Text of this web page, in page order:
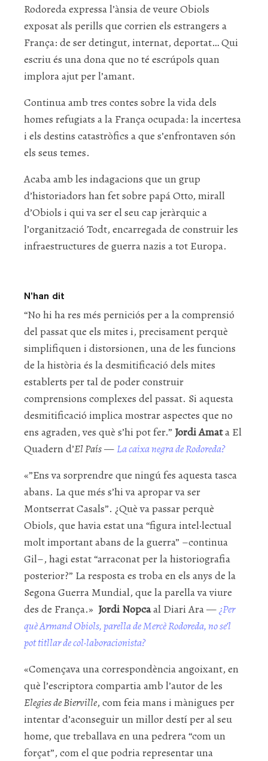
Rodoreda expressa l’ànsia de veure Obiols
exposat als perills que corrien els estrangers a
França: de ser detingut, internat, deportat… Qui
escriu és una dona que no té escrúpols quan
implora ajut per l’amant.
Continua amb tres contes sobre la vida dels
homes refugiats a la França ocupada: la incertesa
i els destins catastròfics a que s’enfrontaven són
els seus temes.
Acaba amb les indagacions que un grup
d’historiadors han fet sobre papá Otto, mirall
d’Obiols i qui va ser el seu cap jeràrquic a
l’organització Todt, encarregada de construir les
infraestructures de guerra nazis a tot Europa.
N’han dit
“No hi ha res més perniciós per a la comprensió
del passat que els mites i, precisament perquè
simplifiquen i distorsionen, una de les funcions
de la història és la desmitificació dels mites
establerts per tal de poder construir
comprensions complexes del passat. Si aquesta
desmitificació implica mostrar aspectes que no
ens agraden, ves què s’hi pot fer.” Jordi Amata El
Quadern d’El País— La caixa negra de Rodoreda?
«”Ens va sorprendre que ningú fes aquesta tasca
abans. La que més s’hi va apropar va ser
Montserrat Casals”. ¿Què va passar perquè
Obiols, que havia estat una “figura intel·lectual
molt important abans de la guerra” –continua
Gil–, hagi estat “arraconat per la historiografia
posterior?” La resposta es troba en els anys de la
Segona Guerra Mundial, que la parella va viure
des de França.» Jordi Nopcaal Diari Ara —¿Per
què Armand Obiols, parella de Mercè Rodoreda, no se’l
pot titllar de col·laboracionista?
«Començava una correspondència angoixant, en
què l’escriptora compartia amb l’autor de les
Elegies de Bierville, com feia mans i mànigues per
intentar d’aconseguir un millor destí per al seu
home, que treballava en una pedrera “com un
forçat”, com el que podria representar una